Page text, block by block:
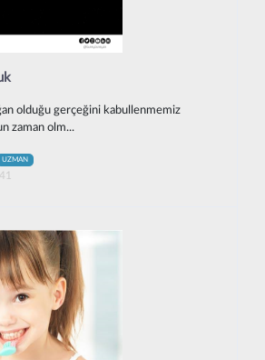
olduğu gerçeğini kabullenmemiz
zaman olm...
UZMAN